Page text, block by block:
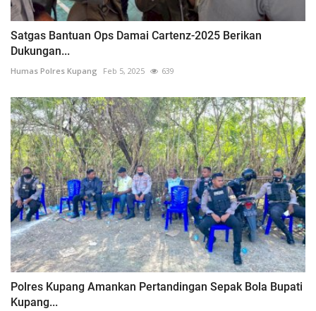
Satgas Bantuan Ops Damai Cartenz-2025 Berikan
Dukungan...
Humas Polres Kupang Feb 5, 2025 639
Polres Kupang Amankan Pertandingan Sepak Bola Bupati
Kupang...